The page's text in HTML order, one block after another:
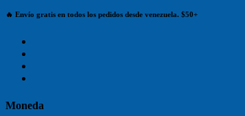
🔥 Envío gratis en todos los pedidos desde venezuela. $50+
Moneda